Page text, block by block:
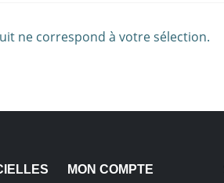
ne correspond à votre sélection.
MON COMPTE